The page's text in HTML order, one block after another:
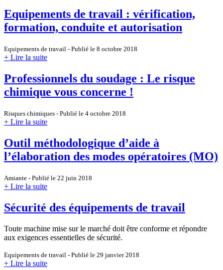
Equipements de travail : vérification,
formation, conduite et autorisation
Equipements de travail - Publié le 8 octobre 2018
+ Lire la suite
Professionnels du soudage : Le risque
chimique vous concerne !
Risques chimiques - Publié le 4 octobre 2018
+ Lire la suite
Outil méthodologique d’aide à
l’élaboration des modes opératoires (MO)
Amiante - Publié le 22 juin 2018
+ Lire la suite
Sécurité des équipements de travail
Toute machine mise sur le marché doit être conforme et répondre
aux exigences essentielles de sécurité.
Equipements de travail - Publié le 29 janvier 2018
+ Lire la suite